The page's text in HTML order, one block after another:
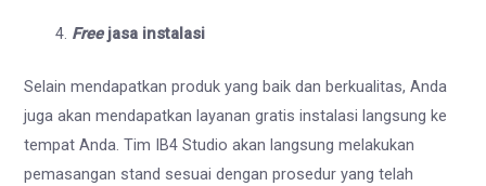
Freejasa instalasi
Selain mendapatkan produk yang baik dan berkualitas, Anda
juga akan mendapatkan layanan gratis instalasi langsung ke
tempat Anda. Tim IB4 Studio akan langsung melakukan
pemasangan stand sesuai dengan prosedur yang telah